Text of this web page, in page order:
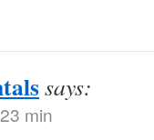
says:
min